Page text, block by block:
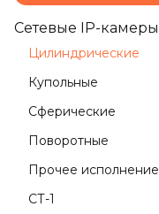
Сетевые IP-камеры
Цилиндрические
Купольные
Сферические
Поворотные
Прочее исполнение
СТ-1